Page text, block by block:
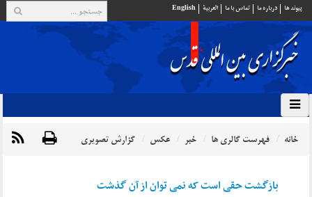
پيوند ها درباره ما تماس با ما العربية English
خانه فهرست گالری ها خبر عکس گزارش تصویری
بازگشت حقی است که نمی توان از آن گذشت